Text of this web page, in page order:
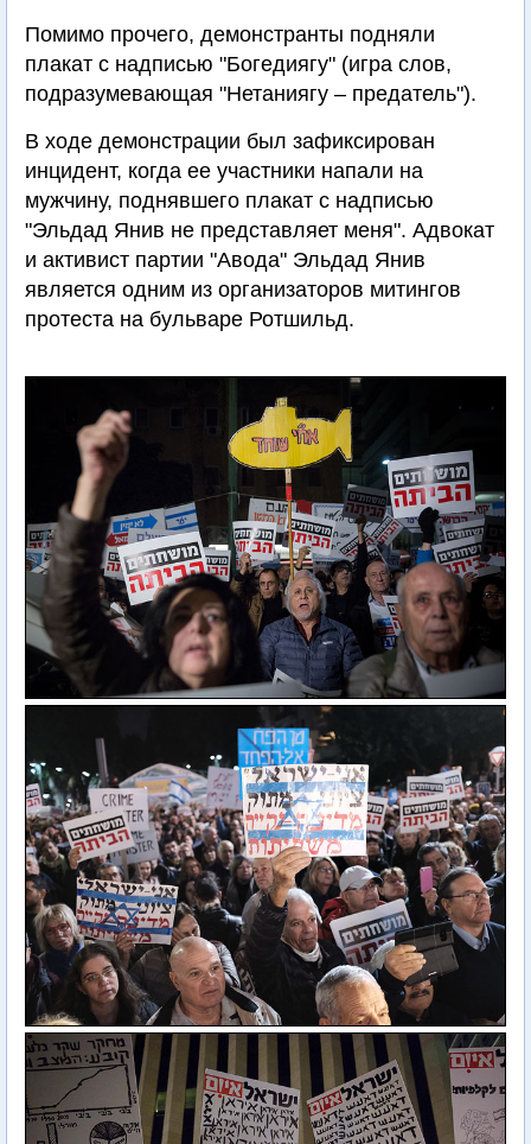
Помимо прочего, демонстранты подняли
плакат с надписью "Богедиягу" (игра слов,
подразумевающая "Нетаниягу – предатель").
В ходе демонстрации был зафиксирован
инцидент, когда ее участники напали на
мужчину, поднявшего плакат с надписью
"Эльдад Янив не представляет меня". Адвокат
и активист партии "Авода" Эльдад Янив
является одним из организаторов митингов
протеста на бульваре Ротшильд.